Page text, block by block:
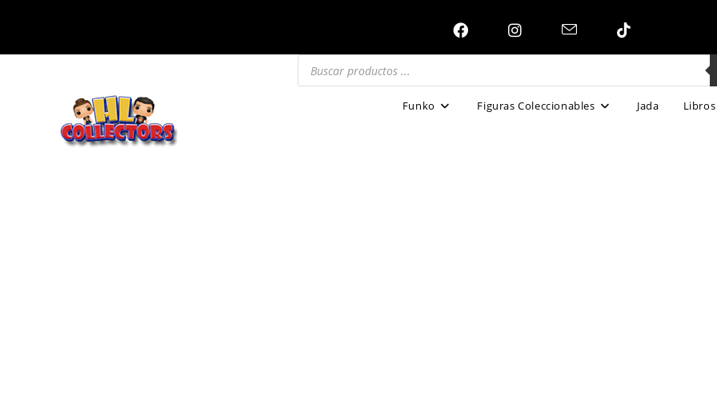
Funko Figuras Coleccionables Jada Libros